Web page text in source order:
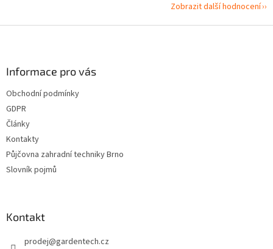
Zobrazit další hodnocení
Informace pro vás
Obchodní podmínky
GDPR
Články
Kontakty
Půjčovna zahradní techniky Brno
Slovník pojmů
Kontakt
prodej@gardentech.cz